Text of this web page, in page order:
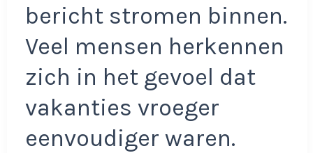
bericht stromen binnen.
Veel mensen herkennen
zich in het gevoel dat
vakanties vroeger
eenvoudiger waren.